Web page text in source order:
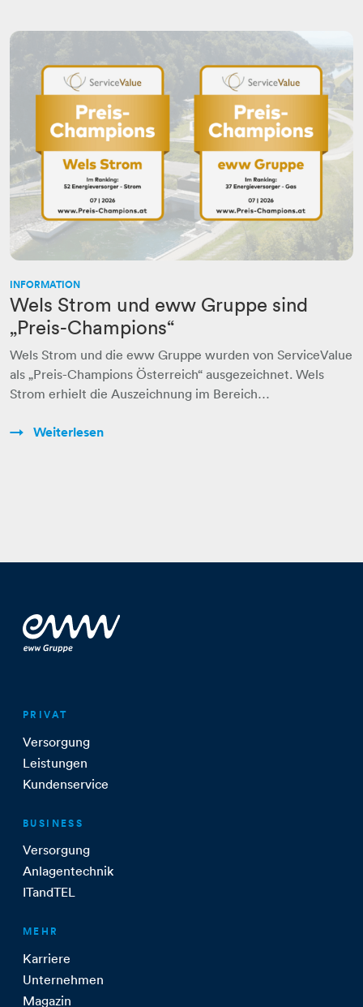
INFORMATION
Wels Strom und eww Gruppe sind
„Preis-Champions“
Wels Strom und die eww Gruppe wurden von ServiceValue
als „Preis-Champions Österreich“ ausgezeichnet. Wels
Strom erhielt die Auszeichnung im Bereich…
Weiterlesen
PRIVAT
Versorgung
Leistungen
Kundenservice
BUSINESS
Versorgung
Anlagentechnik
ITandTEL
MEHR
Karriere
Unternehmen
Magazin